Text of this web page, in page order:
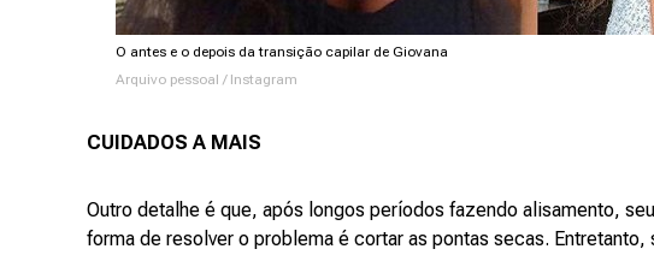
O antes e o depois da transição capilar de Giovana
Arquivo pessoal / Instagram
CUIDADOS A MAIS
Outro detalhe é que, após longos períodos fazendo alisamento,
forma de resolver o problema é cortar as pontas secas.